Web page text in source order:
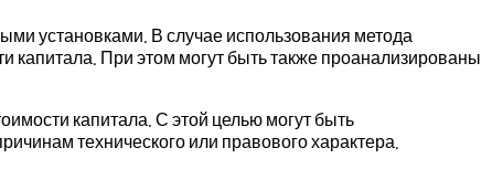
установками. В случае использования метода
капитала. При этом могут быть также проанализированы
капитала. С этой целью могут быть
технического или правового характера.